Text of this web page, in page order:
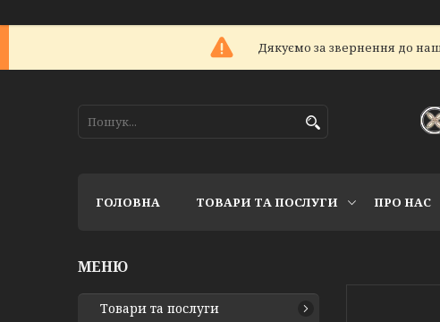
Дякуємо за звернення до
ГОЛОВНА ТОВАРИ ТА ПОСЛУГИ ПРО НАС
Товари та послуги